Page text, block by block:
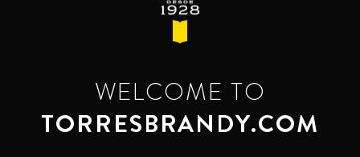
WELCOME TO
TORRESBRANDY.COM